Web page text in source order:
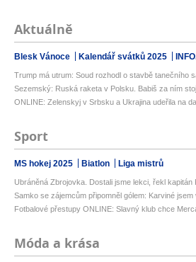
Aktuálně
Blesk Vánoce Kalendář svátků 2025
Trump má utrum: Soud rozhodl o stavbě tanečního
Sezemský: Ruská raketa v Polsku. Babiš za ním
ONLINE: Zelenskyj v Srbsku a Ukrajina udeřila na
Sport
MS hokej 2025 Biatlon Liga mistrů
Ubráněná Zbrojovka. Dostali jsme lekci, řekl kapitán
Samko se zájemcům připomněl gólem: Karviné
Fotbalové přestupy ONLINE: Slavný klub chce
Móda a krása